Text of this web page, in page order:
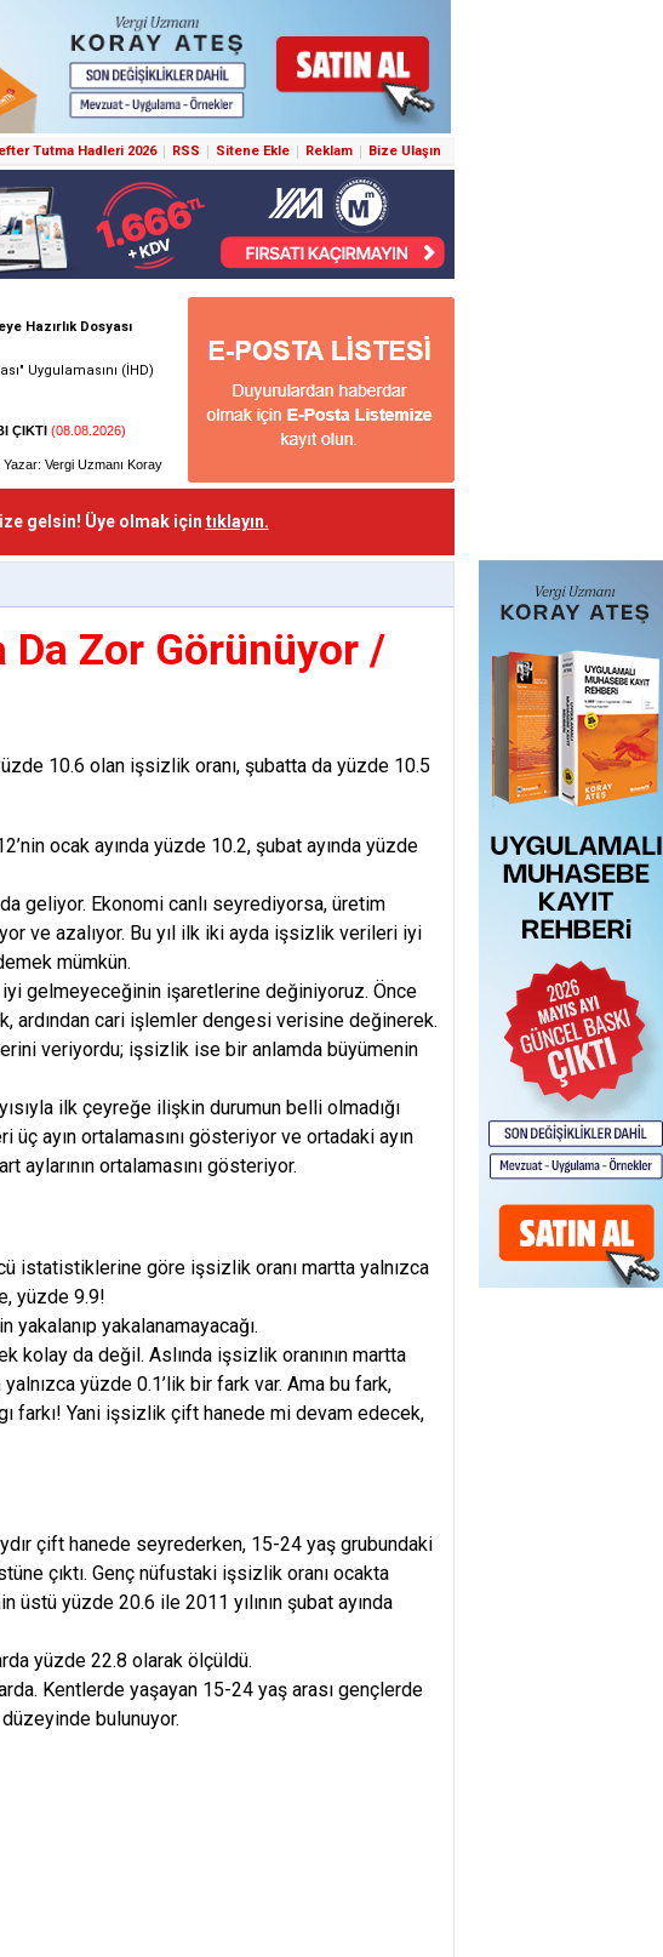
Tutma Hadleri 2026 RSS Sitene Ekle Reklam Bize Ulaşın
gelsin! Üye olmak için tıklayın.
Zor Görünüyor /
10.6 olan işsizlik oranı, şubatta da yüzde 10.5
ocak ayında yüzde 10.2, şubat ayında yüzde
geliyor. Ekonomi canlı seyrediyorsa, üretim
ve azalıyor. Bu yıl ilk iki ayda işsizlik verileri iyi
mümkün.
gelmeyeceğinin işaretlerine değiniyoruz. Önce
ardından cari işlemler dengesi verisine değinerek.
veriyordu; işsizlik ise bir anlamda büyümenin
ilk çeyreğe ilişkin durumun belli olmadığı
ayın ortalamasını gösteriyor ve ortadaki ayın
aylarının ortalamasını gösteriyor.
istatistiklerine göre işsizlik oranı martta yalnızca
yüzde 9.9!
yakalanıp yakalanamayacağı.
da değil. Aslında işsizlik oranının martta
yüzde 0.1’lik bir fark var. Ama bu fark,
farkı! Yani işsizlik çift hanede mi devam edecek,
çift hanede seyrederken, 15-24 yaş grubundaki
çıktı. Genç nüfustaki işsizlik oranı ocakta
yüzde 20.6 ile 2011 yılının şubat ayında
yüzde 22.8 olarak ölçüldü.
Kentlerde yaşayan 15-24 yaş arası gençlerde
bulunuyor.